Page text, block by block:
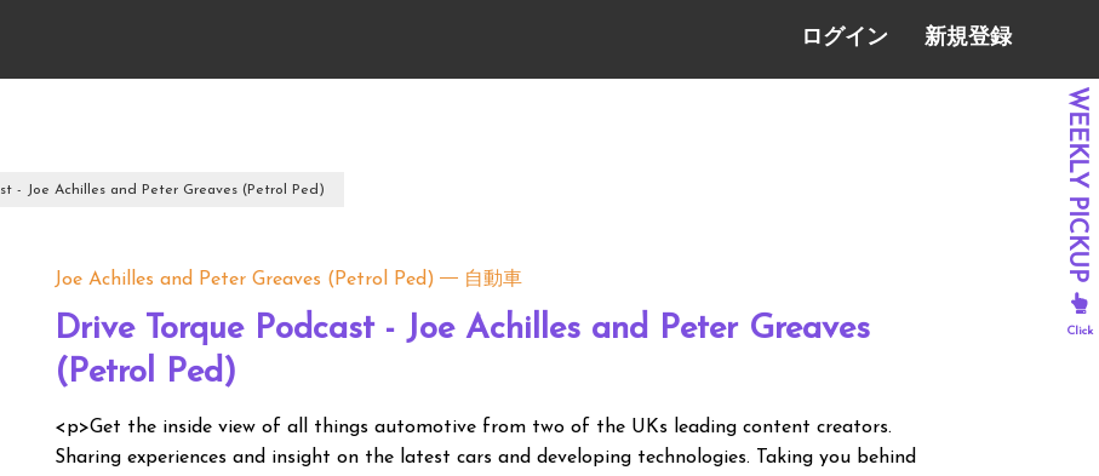
ログイン 新規登録
- Joe Achilles and Peter Greaves (Petrol Ped)
Joe Achilles and Peter Greaves (Petrol Ped) 自動車
Drive Torque Podcast - Joe Achilles and Peter Greaves
(Petrol Ped)
<p>Get the inside view of all things automotive from two of the UKs leading content creators.
Sharing experiences and insight on the latest cars and developing technologies. Taking you behind